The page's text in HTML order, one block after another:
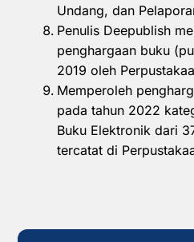
Undang, dan
Penulis Deepublish
penghargaan buku
2019 oleh
Memperoleh
pada tahun 2022
Buku Elektronik dari
tercatat di